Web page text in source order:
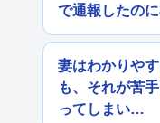
で通報したの
妻はわかりや
も、それが苦
ってしまい…